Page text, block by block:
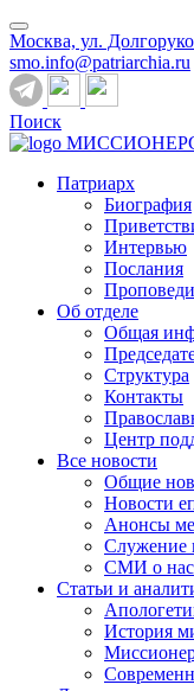
Москва, ул.
smo.info@patriarchia.ru
Поиск
Патриарх
Биография
Интервью
Послания
Проповеди
Об отделе
Общая
Структура
Контакты
Центр
Все новости
Общие
Новости
Анонсы
Служение
СМИ о нас
Статьи и
История